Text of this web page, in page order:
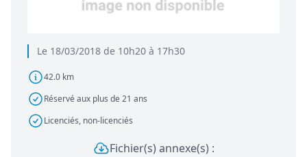
Le 18/03/2018 de 10h20 à 17h30
42.0 km
Réservé aux plus de 21 ans
Licenciés, non-licenciés
Fichier(s) annexe(s) :